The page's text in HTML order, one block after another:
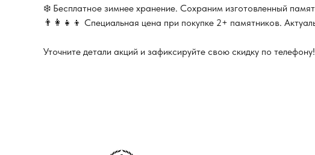
❄️ Бесплатное зимнее хранение. Сохраним изготовленный
👨‍👩‍👧‍👦 Специальная цена при покупке 2+ памятников.
Уточните детали акций и зафиксируйте свою скидку по телефону!